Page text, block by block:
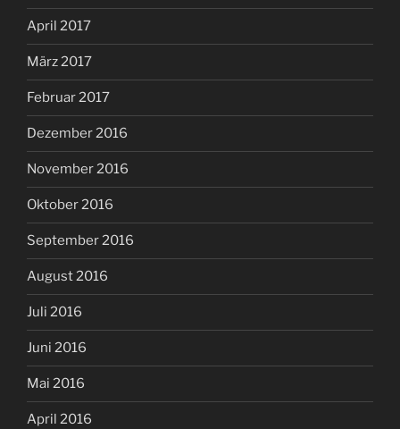
April 2017
März 2017
Februar 2017
Dezember 2016
November 2016
Oktober 2016
September 2016
August 2016
Juli 2016
Juni 2016
Mai 2016
April 2016